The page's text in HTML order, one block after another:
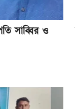
সাব্বির ও